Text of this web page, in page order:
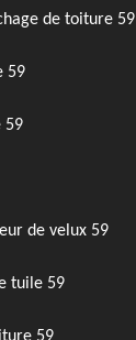
de toiture 59
59
59
de velux 59
tuile 59